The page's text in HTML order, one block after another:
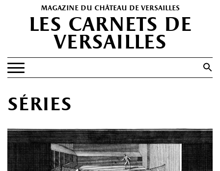
magazine du château de versailles
les carnets de
versailles
Search Button
SPECTACLES
PORTFOLIOS
HISTOIRE(S)
séries